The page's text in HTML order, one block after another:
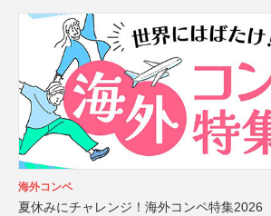
海外コンペ
夏休みにチャレンジ！海外コンペ特集2026